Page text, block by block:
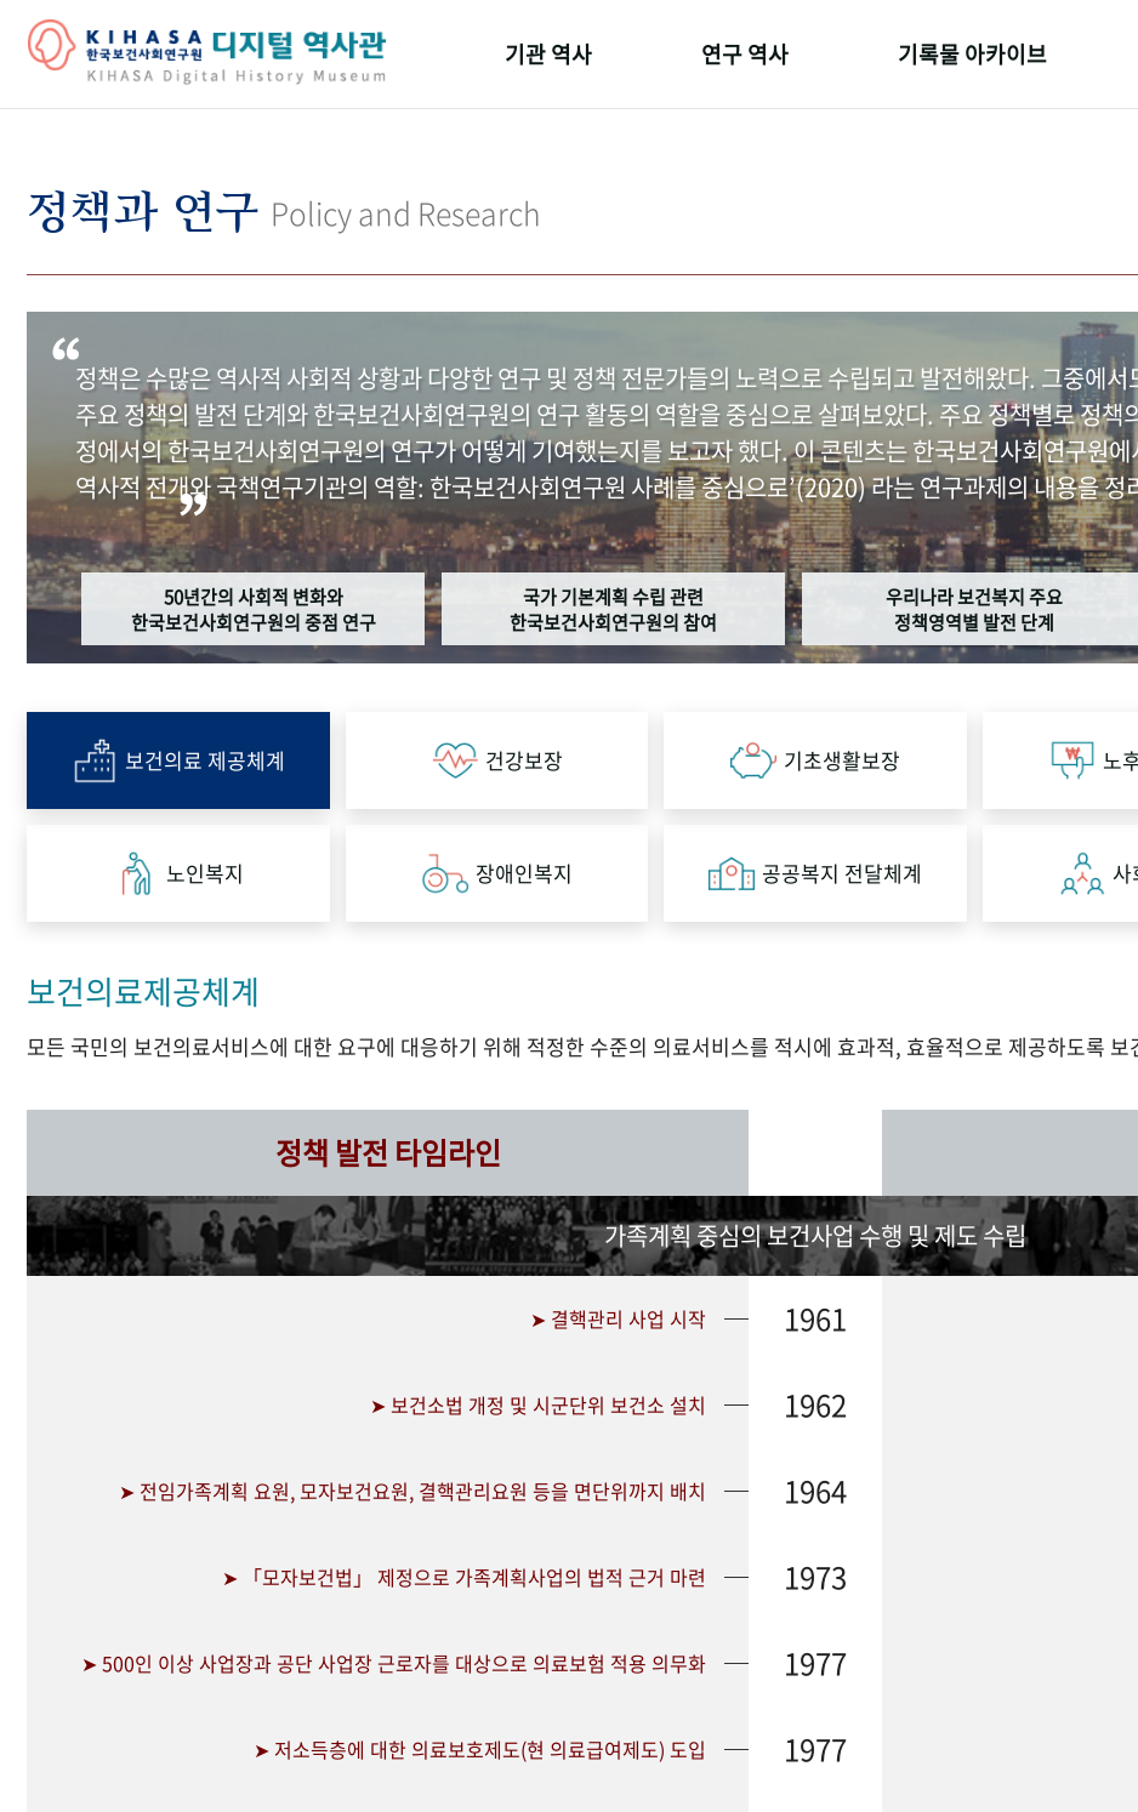
기관 역사
기관 변천사
연구 역사 기록물 아카이브
정책과 연구 Policy and Research
정책은 수많은 역사적 사회적 상황과 다양한 연구 및 정책 전문가들의 노력으로 수립되고 발전해왔다. 그중에
주요 정책의 발전 단계와 한국보건사회연구원의 연구 활동의 역할을 중심으로 살펴보았다. 주요 정책별로 정책
정에서의 한국보건사회연구원의 연구가 어떻게 기여했는지를 보고자 했다. 이 콘텐츠는 한국보건사회연구원
역사적 전개와 국책연구기관의 역할: 한국보건사회연구원 사례를 중심으로’(2020) 라는 연구과제의 내용을 정
50년간의 사회적 변화와
한국보건사회연구원의 중점 연구
국가 기본계획 수립 관련
한국보건사회연구원의 참여
우리나라 보건복지 주요
정책영역별 발전 단계
보건의료 제공체계 건강보장 기초생활보장 노
노인복지 장애인복지 공공복지 전달체계 사
보건의료제공체계
모든 국민의 보건의료서비스에 대한 요구에 대응하기 위해 적정한 수준의 의료서비스를 적시에 효과적, 효율적으로 제공하도록
정책 발전 타임라인
가족계획 중심의 보건사업 수행 및 제도 수립
➤ 결핵관리 사업 시작 1961
➤ 보건소법 개정 및 시군단위 보건소 설치 1962
➤ 전임가족계획 요원, 모자보건요원, 결핵관리요원 등을 면단위까지 배치 1964
➤ 「모자보건법」 제정으로 가족계획사업의 법적 근거 마련 1973
➤ 500인 이상 사업장과 공단 사업장 근로자를 대상으로 의료보험 적용 의무화 1977
➤ 저소득층에 대한 의료보호제도(현 의료급여제도) 도입 1977